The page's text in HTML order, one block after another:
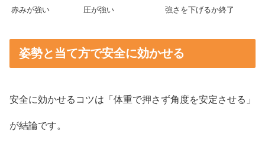
赤みが強い 圧が強い 強さを下げるか終了
姿勢と当て方で安全に効かせる
安全に効かせるコツは「体重で押さず角度を安定させる」
が結論です。